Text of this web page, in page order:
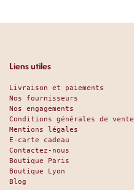
Liens utiles
Livraison et paiements
Nos fournisseurs
Nos engagements
Conditions générales de vente
Mentions légales
E-carte cadeau
Contactez-nous
Boutique Paris
Boutique Lyon
Blog